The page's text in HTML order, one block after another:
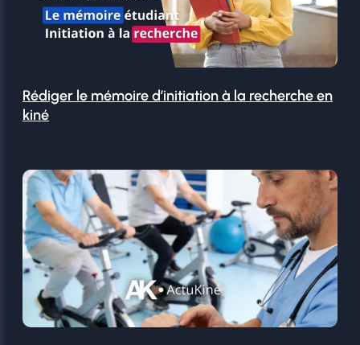
Rédiger le mémoire d’initiation à la recherche en
kiné